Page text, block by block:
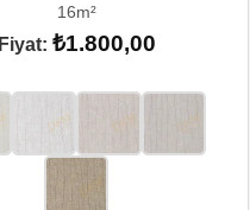
16m²
Fiyat: ₺1.800,00